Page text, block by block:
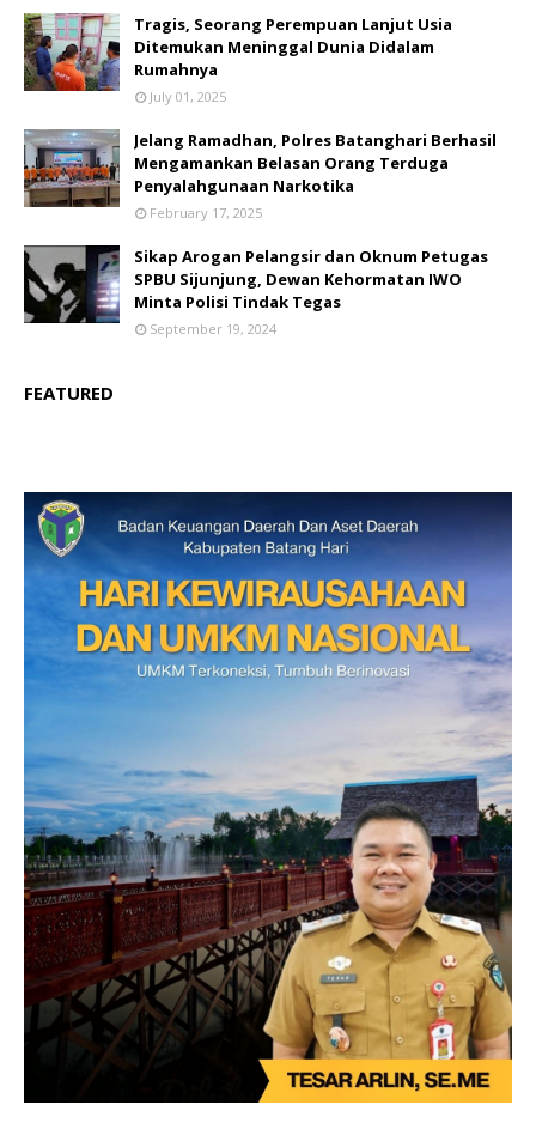
Tragis, Seorang Perempuan Lanjut Usia
Ditemukan Meninggal Dunia Didalam
Rumahnya
July 01, 2025
Jelang Ramadhan, Polres Batanghari Berhasil
Mengamankan Belasan Orang Terduga
Penyalahgunaan Narkotika
February 17, 2025
Sikap Arogan Pelangsir dan Oknum Petugas
SPBU Sijunjung, Dewan Kehormatan IWO
Minta Polisi Tindak Tegas
September 19, 2024
FEATURED